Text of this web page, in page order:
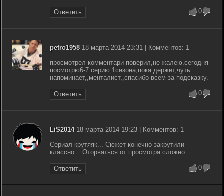
Ответить 0
petro195818 марта 2014 23:31 | Комментов: 1
просмотрел комментари-поверил,не жалею.сегодня
посмотрю6-7 серию 1сезона,пока держит,чуть
напоминает,,менталист,,спасибо всем за подсказку.
Ответить 0
LiS201418 марта 2014 19:23 | Комментов: 1
Сериал крутяяк... Сюжет конечно закрутили
классно... Оторваться от просмотра сложно.
Ответить 0